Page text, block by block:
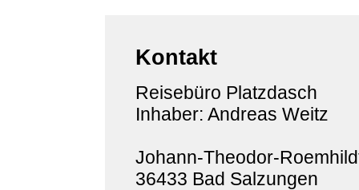
Kontakt
Reisebüro Platzdasch
Inhaber: Andreas Weitz
Johann-Theodor-
36433 Bad Salzungen